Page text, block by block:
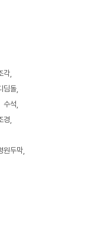
각
딤돌
수석
경
원두막